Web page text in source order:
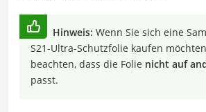
Hinweis: Wenn Sie sich eine
S21-Ultra-Schutzfolie kaufen
beachten, dass die Folie nicht auf
passt.